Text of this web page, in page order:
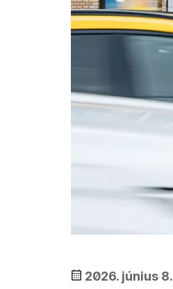
2026. június 8.